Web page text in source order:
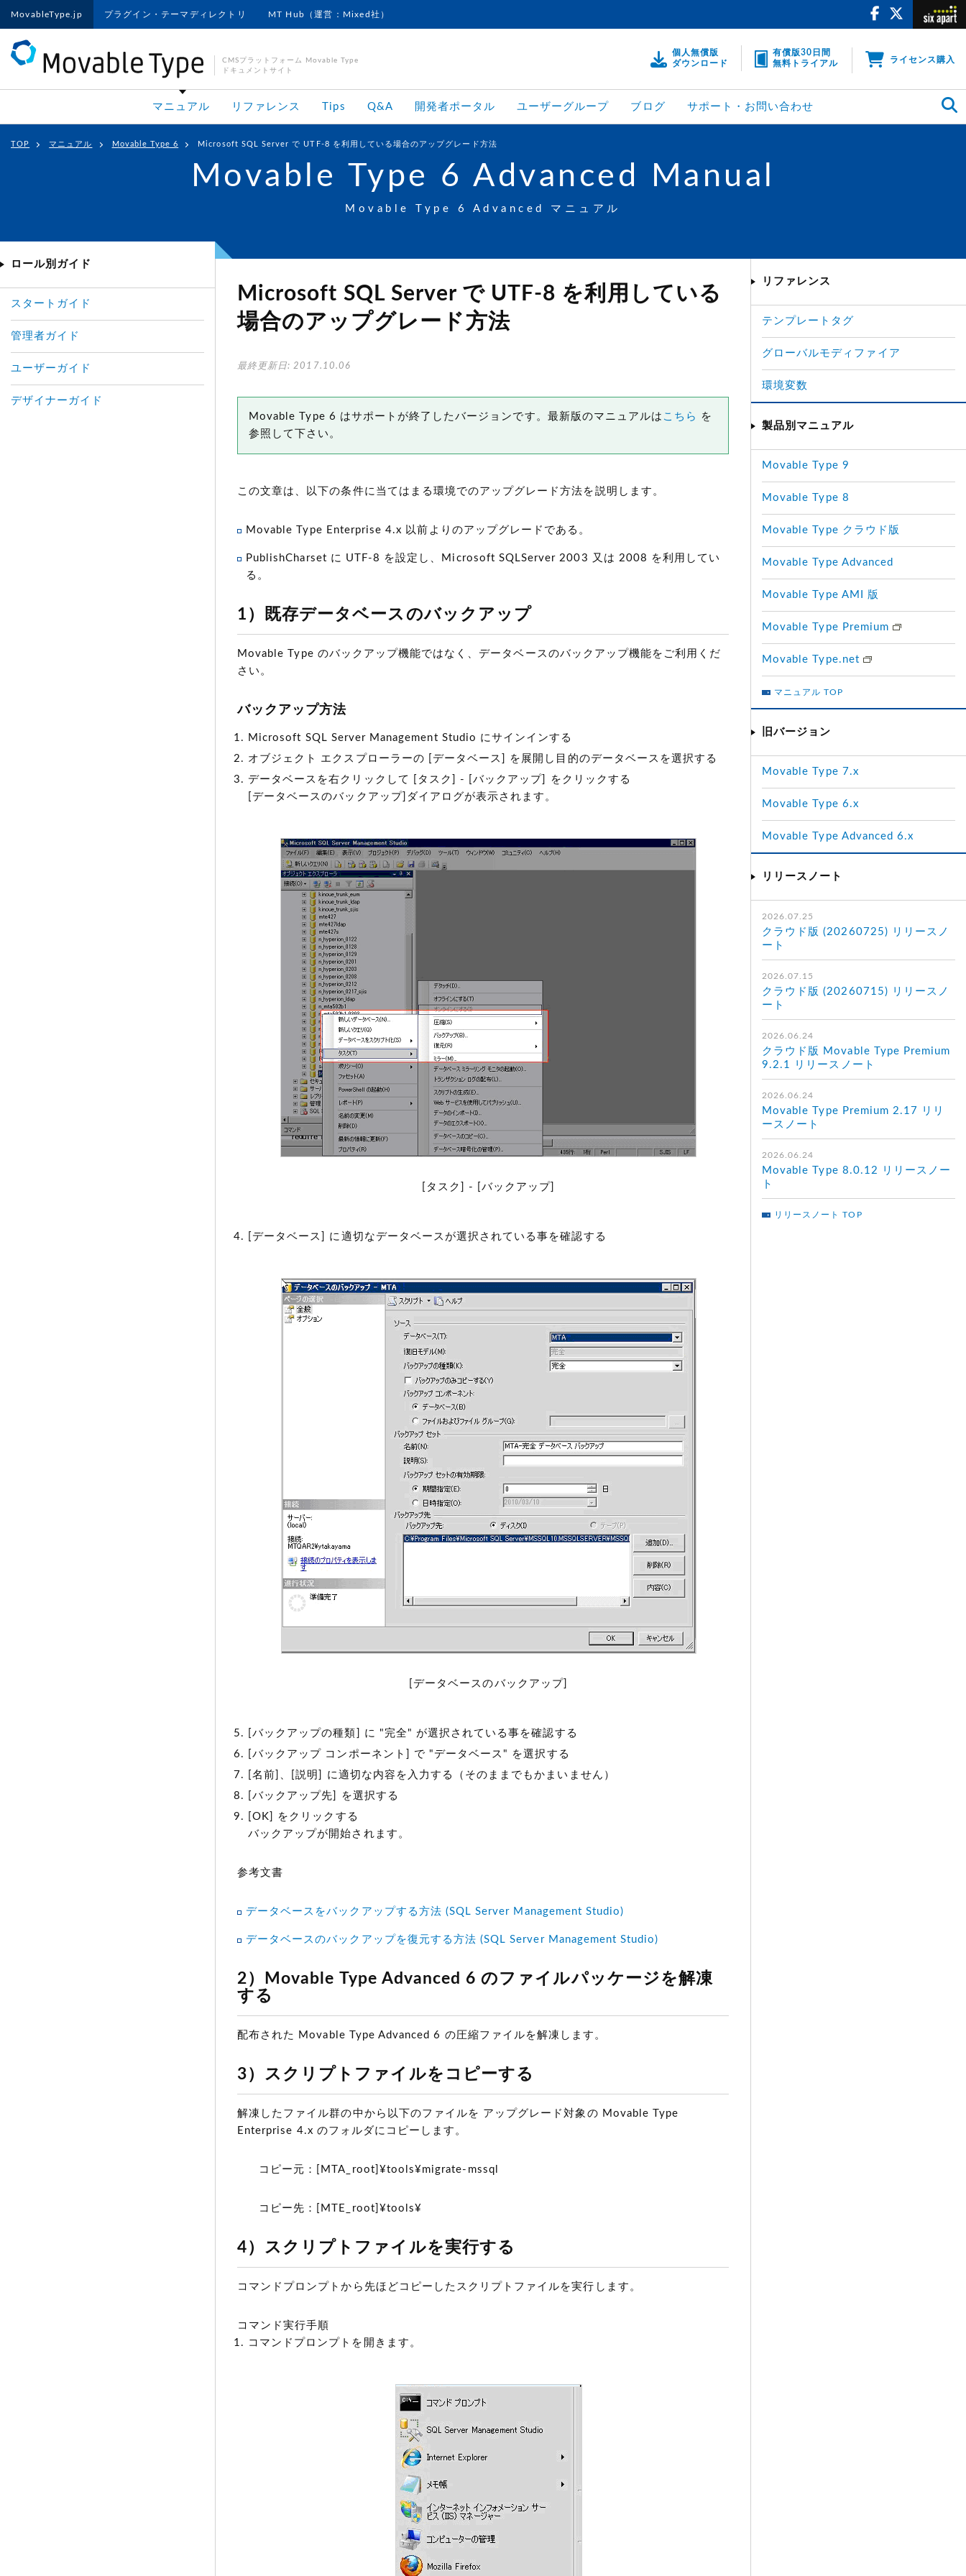
MovableType.jp プラグイン・テーマディレクトリ MT Hub（運営：Mixed社）
CMSプラットフォーム Movable Type
ドキュメントサイト
個人無償版
ダウンロード
有償版30日間
無料トライアル
ライセンス購入
マニュアル リファレンス Tips Q&A 開発者ポータル ユーザーグループ ブログ サポート・お問い合わせ
TOP マニュアル Movable Type 6 Microsoft SQL Server で UTF-8 を利用している場合のアップグレード方法
Movable Type 6 Advanced Manual
Movable Type 6 Advanced マニュアル
Microsoft SQL Server で UTF-8 を利用している
場合のアップグレード方法
最終更新日: 2017.10.06
Movable Type 6 はサポートが終了したバージョンです。最新版のマニュアルは こちら
を
参照して下さい。
この文章は、以下の条件に当てはまる環境でのアップグレード方法を説明します。
Movable Type Enterprise 4.x 以前よりのアップグレードである。
PublishCharset に UTF-8 を設定し、Microsoft SQLServer 2003 又は 2008 を利用してい
る。
1）既存データベースのバックアップ
Movable Type のバックアップ機能ではなく、データベースのバックアップ機能をご利用くだ
さい。
バックアップ方法
Microsoft SQL Server Management Studio にサインインする
オブジェクト エクスプローラーの [データベース] を展開し目的のデータベースを選択する
データベースを右クリックして [タスク] - [バックアップ] をクリックする
[データベースのバックアップ]ダイアログが表示されます。
[タスク] - [バックアップ]
[データベース] に適切なデータベースが選択されている事を確認する
[データベースのバックアップ]
[バックアップの種類] に "完全" が選択されている事を確認する
[バックアップ コンポーネント] で "データベース" を選択する
[名前]、[説明] に適切な内容を入力する（そのままでもかまいません）
[バックアップ先] を選択する
[OK] をクリックする
バックアップが開始されます。
参考文書
データベースをバックアップする方法 (SQL Server Management Studio)
データベースのバックアップを復元する方法 (SQL Server Management Studio)
2）Movable Type Advanced 6 のファイルパッケージを解凍
する
配布された Movable Type Advanced 6 の圧縮ファイルを解凍します。
3）スクリプトファイルをコピーする
解凍したファイル群の中から以下のファイルを アップグレード対象の Movable Type
Enterprise 4.x のフォルダにコピーします。
コピー元：[MTA_root]¥tools¥migrate-mssql
コピー先：[MTE_root]¥tools¥
4）スクリプトファイルを実行する
コマンドプロンプトから先ほどコピーしたスクリプトファイルを実行します。
コマンド実行手順
コマンドプロンプトを開きます。
ロール別ガイド
スタートガイド
管理者ガイド
ユーザーガイド
デザイナーガイド
リファレンス
テンプレートタグ
グローバルモディファイア
環境変数
製品別マニュアル
Movable Type 9
Movable Type 8
Movable Type クラウド版
Movable Type Advanced
Movable Type AMI 版
Movable Type Premium
Movable Type.net
マニュアル TOP
旧バージョン
Movable Type 7.x
Movable Type 6.x
Movable Type Advanced 6.x
リリースノート
2026.07.25
クラウド版 (20260725) リリースノ
ート
2026.07.15
クラウド版 (20260715) リリースノ
ート
2026.06.24
クラウド版 Movable Type Premium
9.2.1 リリースノート
2026.06.24
Movable Type Premium 2.17 リリ
ースノート
2026.06.24
Movable Type 8.0.12 リリースノー
ト
リリースノート TOP